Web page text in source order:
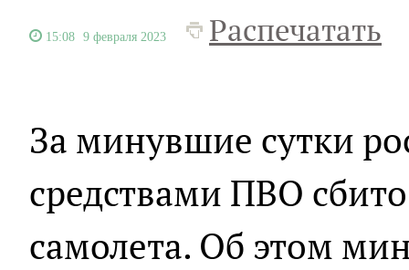
15:08 9 февраля 2023 Распечатать
За минувшие сутки
средствами ПВО
самолета. Об этом